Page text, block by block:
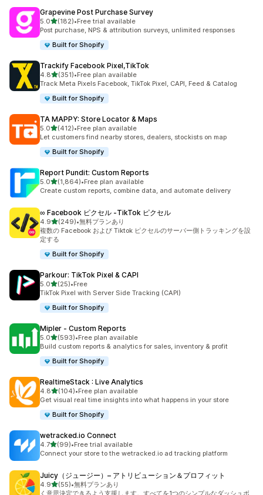
Grapevine Post Purchase Survey
5.05つ星中
(182)
合計レビュー数：182件
•Free trial available
Post purchase, NPS & attribution surveys, unlimited responses
Built for Shopify
Trackify Facebook Pixel,TikTok
4.85つ星中
(351)
合計レビュー数：351件
•Free plan available
Track Meta Pixels Facebook, TikTok Pixel, CAPI, Feed & Catalog
Built for Shopify
TA MAPPY: Store Locator & Maps
5.05つ星中
(412)
合計レビュー数：412件
•Free plan available
Let customers find nearby stores, dealers, stockists on map
Built for Shopify
Report Pundit: Custom Reports
5.05つ星中
(1,864)
合計レビュー数：1864件
•Free plan available
Create custom reports, combine data, and automate delivery
∞ Facebook ピクセル ‑TikTok ピクセル
4.95つ星中
(249)
合計レビュー数：249件
•無料プランあり
複数の Facebook および Tiktok ピクセルのサーバー側トラッキングを設
定する
Built for Shopify
Parkour: TikTok Pixel & CAPI
5.05つ星中
(25)
合計レビュー数：25件
•Free
TikTok Pixel with Server Side Tracking (CAPI)
Built for Shopify
Mipler ‑ Custom Reports
5.05つ星中
(593)
合計レビュー数：593件
•Free plan available
Build custom reports & analytics for sales, inventory & profit
Built for Shopify
RealtimeStack : Live Analytics
4.85つ星中
(104)
合計レビュー数：104件
•Free plan available
Get visual real time insights into what happens in your store
Built for Shopify
wetracked.io Connect
4.75つ星中
(99)
合計レビュー数：99件
•Free trial available
Connect your store to the wetracked.io ad tracking platform
Juicy（ジュージー）– アトリビューション＆プロフィット
4.95つ星中
(55)
合計レビュー数：55件
•無料プランあり
く意思決定できるよう支援します。すべてを1つのシンプルなダッシュボ